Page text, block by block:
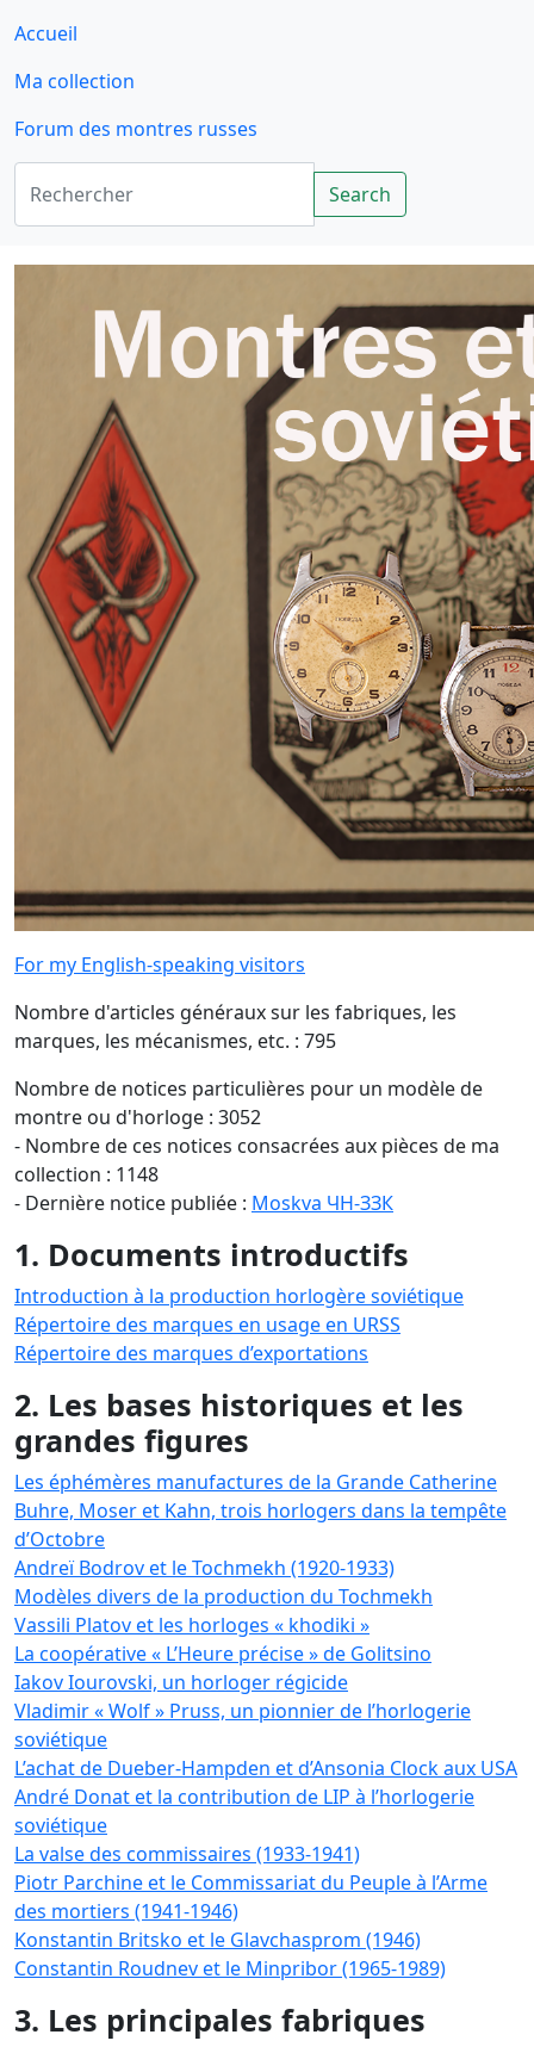
Accueil
Ma collection
Forum des montres russes
Rechercher
Search
For my English-speaking visitors
Nombre d'articles généraux sur les fabriques, les
marques, les mécanismes, etc. : 795
Nombre de notices particulières pour un modèle de
montre ou d'horloge : 3052
- Nombre de ces notices consacrées aux pièces de ma
collection : 1148
- Dernière notice publiée : Moskva ЧН-ЗЗК
1. Documents introductifs
Introduction à la production horlogère soviétique
Répertoire des marques en usage en URSS
Répertoire des marques d’exportations
2. Les bases historiques et les
grandes figures
Les éphémères manufactures de la Grande Catherine
Buhre, Moser et Kahn, trois horlogers dans la tempête
d’Octobre
Andreï Bodrov et le Tochmekh (1920-1933)
Modèles divers de la production du Tochmekh
Vassili Platov et les horloges « khodiki »
La coopérative « L’Heure précise » de Golitsino
Iakov Iourovski, un horloger régicide
Vladimir « Wolf » Pruss, un pionnier de l’horlogerie
soviétique
L’achat de Dueber-Hampden et d’Ansonia Clock aux USA
André Donat et la contribution de LIP à l’horlogerie
soviétique
La valse des commissaires (1933-1941)
Piotr Parchine et le Commissariat du Peuple à l’Arme
des mortiers (1941-1946)
Konstantin Britsko et le Glavchasprom (1946)
Constantin Roudnev et le Minpribor (1965-1989)
3. Les principales fabriques